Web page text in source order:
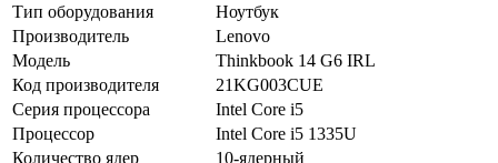
Тип оборудования
Ноутбук
Производитель
Lenovo
Модель
Thinkbook 14 G6 IRL
Код производителя
21KG003CUE
Серия процессора
Intel Core i5
Процессор
Intel Core i5 1335U
Количество ядер
10-ядерный